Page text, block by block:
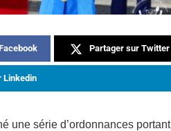
Partager sur Twitter
Linkedin
une série d’ordonnances portant